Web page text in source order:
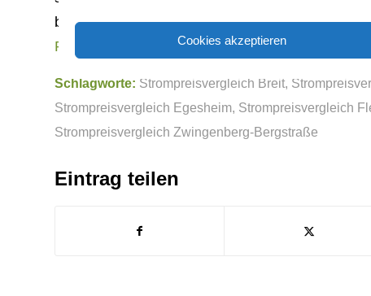
Cookies akzeptieren
besten Angebot. Oftmals sind gerade
Rankensteinseo
Schlagworte: Strompreisvergleich Breit,
Strompreisvergleich Egesheim, Strompreisvergleich
Strompreisvergleich Zwingenberg-Bergstraße
Eintrag teilen